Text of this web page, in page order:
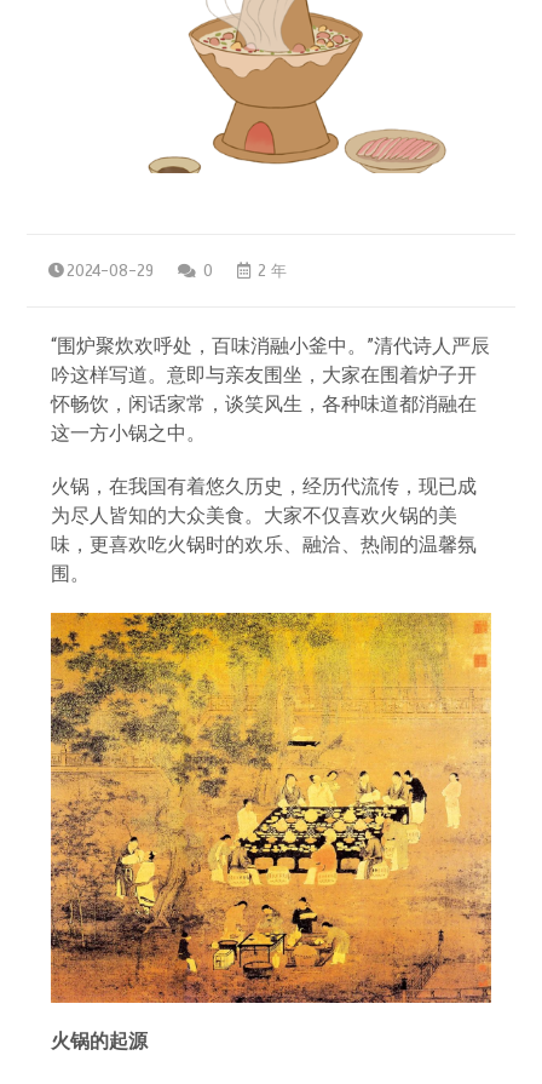
2024-08-29 0 2 年
“围炉聚炊欢呼处，百味消融小釜中。”清代诗人严辰
吟这样写道。意即与亲友围坐，大家在围着炉子开
怀畅饮，闲话家常，谈笑风生，各种味道都消融在
这一方小锅之中。
火锅，在我国有着悠久历史，经历代流传，现已成
为尽人皆知的大众美食。大家不仅喜欢火锅的美
味，更喜欢吃火锅时的欢乐、融洽、热闹的温馨氛
围。
火锅的起源